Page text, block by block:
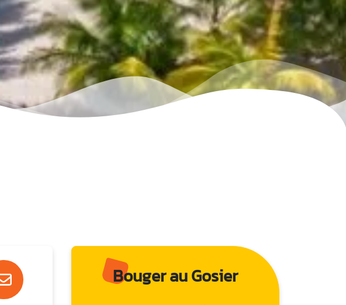
Bouger au Gosier